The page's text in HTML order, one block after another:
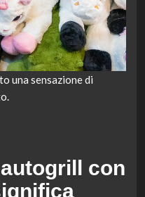
una sensazione di
con